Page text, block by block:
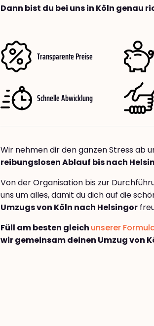
Dann bist du bei uns in Köln genau
Transparente Preise
Schnelle Abwicklung
Wir nehmen dir den ganzen Stress ab
reibungslosen Ablauf bis nach
Von der Organisation bis zur
uns um alles, damit du dich auf die
Umzugs von Köln nach Helsingor
Füll am besten gleich unserer
wir gemeinsam deinen Umzug von